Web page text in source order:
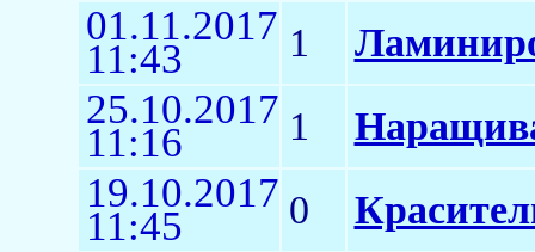
01.11.2017
11:43 1
25.10.2017
11:16 1
19.10.2017
11:45 0